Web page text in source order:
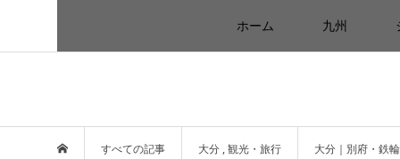
ホーム 九州
すべての記事 大分 ,観光・旅行 大分｜別府・鉄